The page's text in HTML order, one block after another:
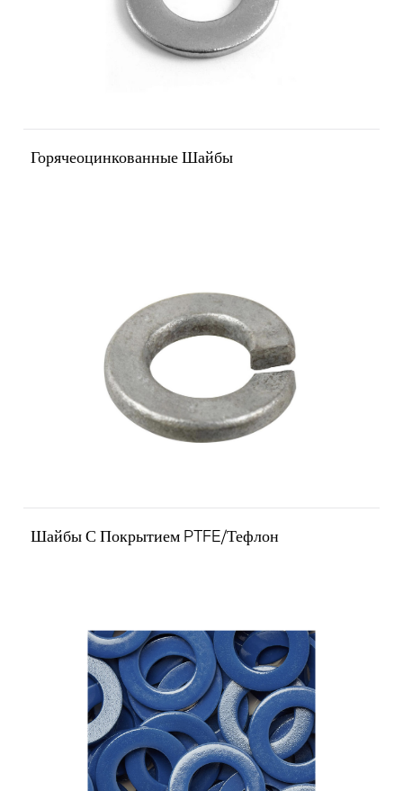
Горячеоцинкованные Шайбы
Шайбы С Покрытием PTFE/Тефлон